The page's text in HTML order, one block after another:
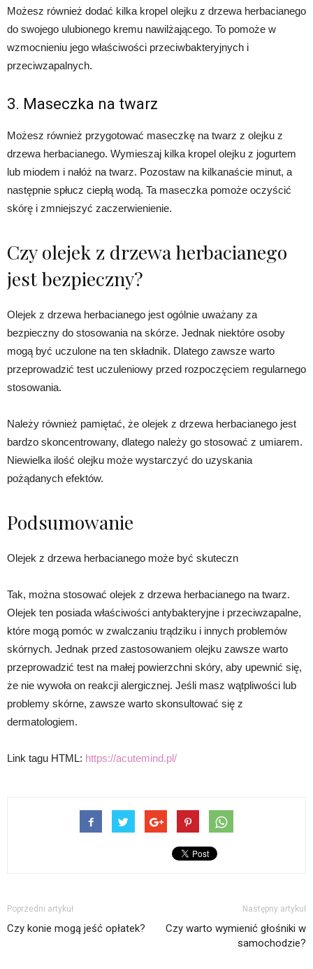
Możesz również dodać kilka kropel olejku z drzewa herbacianego
do swojego ulubionego kremu nawilżającego. To pomoże w
wzmocnieniu jego właściwości przeciwbakteryjnych i
przeciwzapalnych.
3. Maseczka na twarz
Możesz również przygotować maseczkę na twarz z olejku z
drzewa herbacianego. Wymieszaj kilka kropel olejku z jogurtem
lub miodem i nałóż na twarz. Pozostaw na kilkanaście minut, a
następnie spłucz ciepłą wodą. Ta maseczka pomoże oczyścić
skórę i zmniejszyć zaczerwienienie.
Czy olejek z drzewa herbacianego
jest bezpieczny?
Olejek z drzewa herbacianego jest ogólnie uważany za
bezpieczny do stosowania na skórze. Jednak niektóre osoby
mogą być uczulone na ten składnik. Dlatego zawsze warto
przeprowadzić test uczuleniowy przed rozpoczęciem regularnego
stosowania.
Należy również pamiętać, że olejek z drzewa herbacianego jest
bardzo skoncentrowany, dlatego należy go stosować z umiarem.
Niewielka ilość olejku może wystarczyć do uzyskania
pożądanych efektów.
Podsumowanie
Olejek z drzewa herbacianego może być skuteczn
Tak, można stosować olejek z drzewa herbacianego na twarz.
Olejek ten posiada właściwości antybakteryjne i przeciwzapalne,
które mogą pomóc w zwalczaniu trądziku i innych problemów
skórnych. Jednak przed zastosowaniem olejku zawsze warto
przeprowadzić test na małej powierzchni skóry, aby upewnić się,
że nie wywoła on reakcji alergicznej. Jeśli masz wątpliwości lub
problemy skórne, zawsze warto skonsultować się z
dermatologiem.
Link tagu HTML: https://acutemind.pl/
Poprzedni artykuł
Czy konie mogą jeść opłatek?
Następny artykuł
Czy warto wymienić głośniki w
samochodzie?